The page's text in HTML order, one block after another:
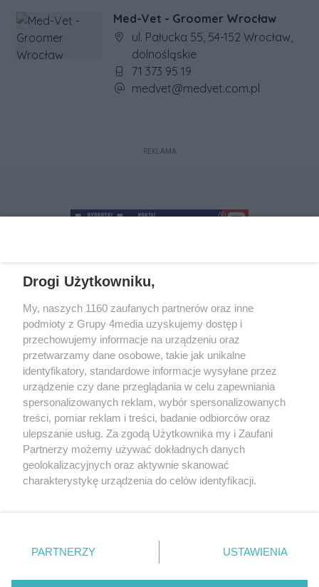
Med-Vet - Groomer Wrocław
Adres firmy:
ul. Pałucka 55, 54-152 Wrocław,
dolnośląskie
Numer telefonu firmy:
71 373 95 19
Adres e-mail firmy:
medvet@medvet.com.pl
REKLAMA
+48 52 5812666
O nas Reklama Regulamin
Kontakt
Wydarzenia
Ogłoszenia Katalog firm
Zapisz się do newslettera
Dołącz do grona ludzi najlepiej poinformowanych!
Zapisz się »
Drogi Użytkowniku,
My, naszych 1160 zaufanych partnerów oraz inne
podmioty z Grupy 4media uzyskujemy dostęp i
przechowujemy informacje na urządzeniu oraz
przetwarzamy dane osobowe, takie jak unikalne
identyfikatory, standardowe informacje wysyłane przez
urządzenie czy dane przeglądania w celu zapewniania
spersonalizowanych reklam, wybór spersonalizowanych
treści, pomiar reklam i treści, badanie odbiorców oraz
ulepszanie usług. Za zgodą Użytkownika my i Zaufani
Partnerzy możemy używać dokładnych danych
geolokalizacyjnych oraz aktywnie skanować
charakterystykę urządzenia do celów identyfikacji.
zmienić/wycofać klikając przycisk ustawień prywatności
znajdujący się w lewym dolnym rogu strony
. Niektóre
PARTNERZY USTAWIENIA